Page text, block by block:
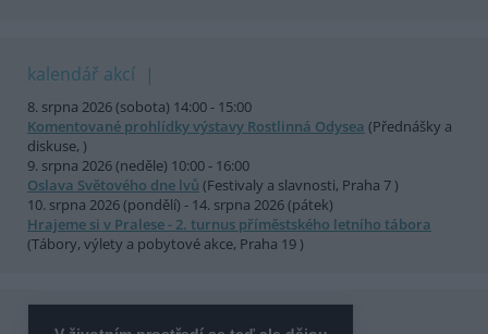
kalendář akcí
8. srpna 2026 (sobota) 14:00 - 15:00
Komentované prohlídky výstavy Rostlinná Odysea (Přednášky a
diskuse, )
9. srpna 2026 (neděle) 10:00 - 16:00
Oslava Světového dne lvů (Festivaly a slavnosti, Praha 7 )
10. srpna 2026 (pondělí) - 14. srpna 2026 (pátek)
Hrajeme si v Pralese - 2. turnus příměstského letního tábora
(Tábory, výlety a pobytové akce, Praha 19 )